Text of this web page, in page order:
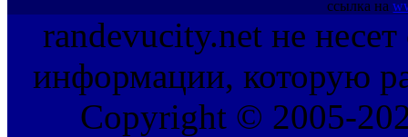
ссылка на
randevucity.net не несет
информации, которую
Copyright © 2005-